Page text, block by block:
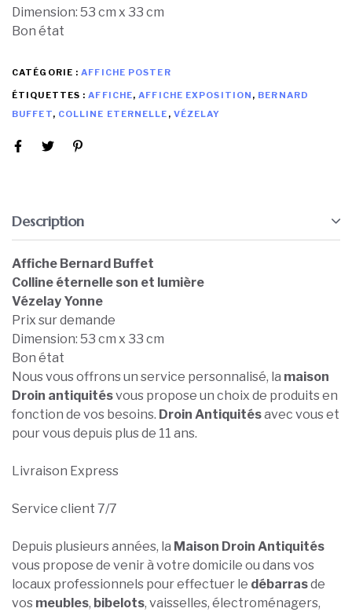
Dimension: 53 cm x 33 cm
Bon état
CATÉGORIE :AFFICHE POSTER
ÉTIQUETTES :AFFICHE,AFFICHE EXPOSITION , BERNARD
BUFFET, COLLINE ETERNELLE , VÉZELAY
Description
Affiche Bernard Buffet
Colline éternelle son et lumière
Vézelay Yonne
Prix sur demande
Dimension: 53 cm x 33 cm
Bon état
Nous vous offrons un service personnalisé, la maison
Droin antiquitésvous propose un choix de produits en
fonction de vos besoins. Droin Antiquitésavec vous et
pour vous depuis plus de 11 ans.
Livraison Express
Service client 7/7
Depuis plusieurs années, la Maison Droin Antiquités
vous propose de venir à votre domicile ou dans vos
locaux professionnels pour effectuer le débarrasde
vos meubles, bibelots, vaisselles, électroménagers,